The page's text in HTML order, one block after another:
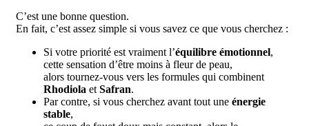
C’est une bonne question.
En fait, c’est assez simple si vous savez ce que vous cherchez :
Si votre priorité est vraiment l’équilibre émotionnel,
cette sensation d’être moins à fleur de peau,
alors tournez-vous vers les formules qui combinent
Rhodiola et Safran.
Par contre, si vous cherchez avant tout une énergie
stable,